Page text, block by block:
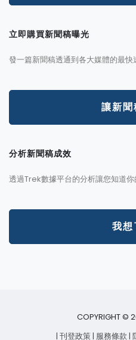
立即購買新聞稿曝光
發一篇新聞稿透通到各大媒體的最快
讓新聞
分析新聞稿成效
透過Trek數據平台的分析讓您知道
我想
COPYRIGHT ©
| 刊登政策 | 服務條款 |